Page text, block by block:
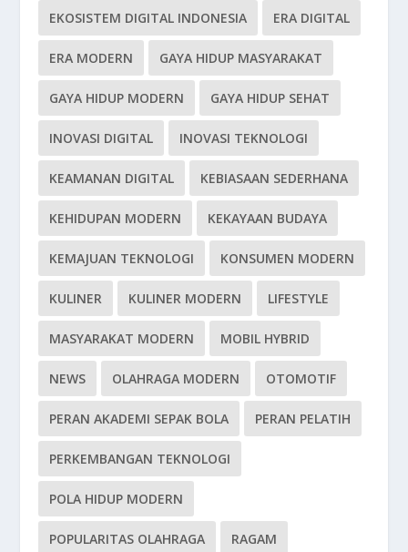
EKOSISTEM DIGITAL INDONESIA ERA DIGITAL
ERA MODERN GAYA HIDUP MASYARAKAT
GAYA HIDUP MODERN GAYA HIDUP SEHAT
INOVASI DIGITAL INOVASI TEKNOLOGI
KEAMANAN DIGITAL KEBIASAAN SEDERHANA
KEHIDUPAN MODERN KEKAYAAN BUDAYA
KEMAJUAN TEKNOLOGI KONSUMEN MODERN
KULINER KULINER MODERN LIFESTYLE
MASYARAKAT MODERN MOBIL HYBRID
NEWS OLAHRAGA MODERN OTOMOTIF
PERAN AKADEMI SEPAK BOLA PERAN PELATIH
PERKEMBANGAN TEKNOLOGI
POLA HIDUP MODERN
POPULARITAS OLAHRAGA RAGAM